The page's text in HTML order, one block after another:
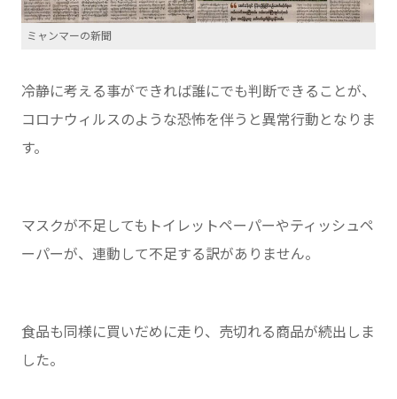
ミャンマーの新聞
冷静に考える事ができれば誰にでも判断できることが、
コロナウィルスのような恐怖を伴うと異常行動となりま
す。
マスクが不足してもトイレットペーパーやティッシュペ
ーパーが、連動して不足する訳がありません。
食品も同様に買いだめに走り、売切れる商品が続出しま
した。